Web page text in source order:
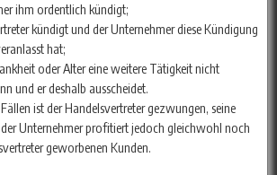
ihm ordentlich kündigt;
kündigt und der Unternehmer diese Kündigung
hat;
oder Alter eine weitere Tätigkeit nicht
und er deshalb ausscheidet.
ist der Handelsvertreter gezwungen, seine
Unternehmer profitiert jedoch gleichwohl noch
geworbenen Kunden.